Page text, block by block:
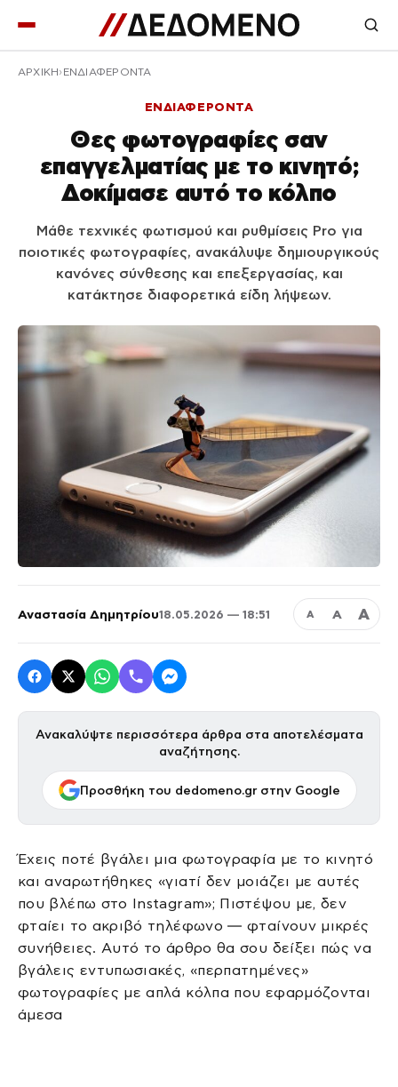
ΑΡΧΙΚΉ ΕΝΔΙΑΦΕΡΟΝΤΑ
ΕΝΔΙΑΦΕΡΟΝΤΑ
Θες φωτογραφίες σαν
επαγγελματίας με το κινητό;
Δοκίμασε αυτό το κόλπο
Μάθε τεχνικές φωτισμού και ρυθμίσεις Pro για
ποιοτικές φωτογραφίες, ανακάλυψε δημιουργικούς
κανόνες σύνθεσης και επεξεργασίας, και
κατάκτησε διαφορετικά είδη λήψεων.
Αναστασία Δημητρίου18.05.2026 — 18:51 Α Α Α
Ανακαλύψτε περισσότερα άρθρα στα αποτελέσματα
αναζήτησης.
Προσθήκη του dedomeno.gr στην Google
Έχεις ποτέ βγάλει μια φωτογραφία με το κινητό
και αναρωτήθηκες «γιατί δεν μοιάζει με αυτές
που βλέπω στο Instagram»; Πιστέψου με, δεν
φταίει το ακριβό τηλέφωνο — φταίνουν μικρές
συνήθειες. Αυτό το άρθρο θα σου δείξει πώς να
βγάλεις εντυπωσιακές, «περπατημένες»
φωτογραφίες με απλά κόλπα που εφαρμόζονται
άμεσα